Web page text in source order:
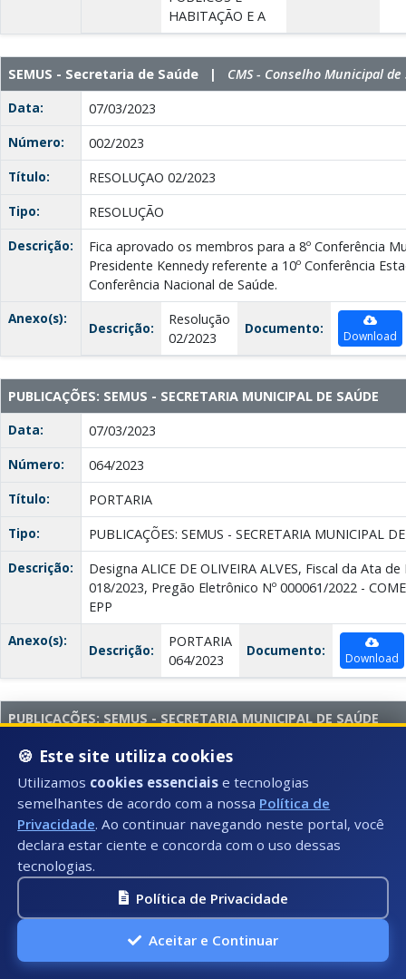
HABITAÇÃO E A
SEMUS - Secretaria de Saúde | CMS - Conselho Municipal de
Data:
07/03/2023
Número:
002/2023
Título:
RESOLUÇAO 02/2023
Tipo:
RESOLUÇÃO
Descrição:
Fica aprovado os membros para a 8º Conferência
Presidente Kennedy referente a 10º Conferência
Conferência Nacional de Saúde.
Anexo(s):
Descrição:
Resolução
02/2023
Documento: Download
PUBLICAÇÕES: SEMUS - SECRETARIA MUNICIPAL DE SAÚDE
Data:
07/03/2023
Número:
064/2023
Título:
PORTARIA
Tipo:
PUBLICAÇÕES: SEMUS - SECRETARIA MUNICIPAL
Descrição:
Designa ALICE DE OLIVEIRA ALVES, Fiscal da Ata
018/2023, Pregão Eletrônico Nº 000061/2022 -
EPP
Anexo(s):
Descrição:
PORTARIA
064/2023
Documento: Download
PUBLICAÇÕES: SEMUS - SECRETARIA MUNICIPAL DE SAÚDE
Data:
07/03/2023
Número:
065/2023
Título:
PORTARIA
Tipo:
PUBLICAÇÕES: SEMUS - SECRETARIA MUNICIPAL
Designa ALICE DE OLIVEIRA ALVES, Fiscal da Ata
017/2023, Pregão Eletrônico Nº 000061/2022 - BRX
Anexo(s):
Descrição:
PORTARIA
Documento:
🍪 Este site utiliza cookies
Utilizamos cookies essenciais e tecnologias
semelhantes de acordo com a nossa Política de
Privacidade. Ao continuar navegando neste portal, você
declara estar ciente e concorda com o uso dessas
tecnologias.
Política de Privacidade
Aceitar e Continuar